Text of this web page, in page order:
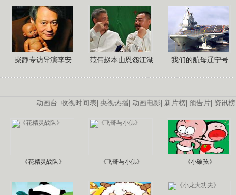
柴静专访导演李安 范伟赵本山恩怨江湖 我们的航母辽宁号
动画台 收视时间表 央视热播 动画电影 新片榜 预告片 资讯榜
《花精灵战队》 《飞哥与小佛》 《小破孩》